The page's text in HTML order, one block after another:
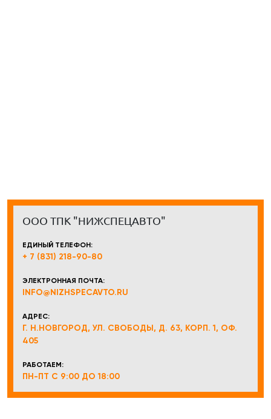
ООО ТПК "НИЖСПЕЦАВТО"
ЕДИНЫЙ ТЕЛЕФОН:
+ 7 (831) 218-90-80
ЭЛЕКТРОННАЯ ПОЧТА:
INFO@NIZHSPECAVTO.RU
АДРЕС:
Г. Н.НОВГОРОД, УЛ. СВОБОДЫ, Д. 63, КОРП. 1, ОФ.
405
РАБОТАЕМ:
ПН-ПТ С 9:00 ДО 18:00